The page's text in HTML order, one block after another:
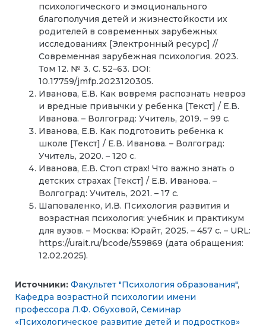
психологического и эмоционального
благополучия детей и жизнестойкости их
родителей в современных зарубежных
исследованиях [Электронный ресурс] //
Современная зарубежная психология. 2023.
Том 12. № 3. С. 52–63. DOI:
10.17759/jmfp.2023120305.
Иванова, Е.В. Как вовремя распознать невроз
и вредные привычки у ребенка [Текст] / Е.В.
Иванова. – Волгоград: Учитель, 2019. – 99 с.
Иванова, Е.В. Как подготовить ребенка к
школе [Текст] / Е.В. Иванова. – Волгоград:
Учитель, 2020. – 120 с.
Иванова, Е.В. Стоп страх! Что важно знать о
детских страхах [Текст] / Е.В. Иванова. –
Волгоград: Учитель, 2021. – 17 с.
Шаповаленко, И.В. Психология развития и
возрастная психология: учебник и практикум
для вузов. – Москва: Юрайт, 2025. – 457 с. – URL:
https://urait.ru/bcode/559869 (дата обращения:
12.02.2025).
Источники: Факультет "Психология образования",
Кафедра возрастной психологии имени
профессора Л.Ф. Обуховой, Семинар
«Психологическое развитие детей и подростков»